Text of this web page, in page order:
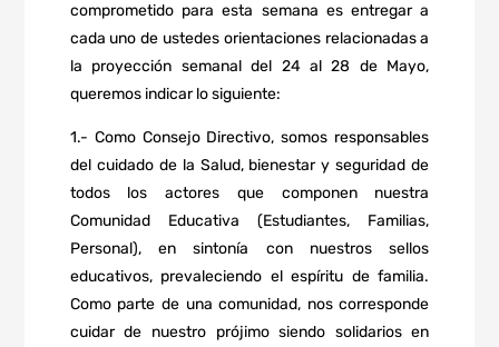
comprometido para esta semana es entregar a
cada uno de ustedes orientaciones relacionadas a
la proyección semanal del 24 al 28 de Mayo,
queremos indicar lo siguiente:
1.- Como Consejo Directivo, somos responsables
del cuidado de la Salud, bienestar y seguridad de
todos los actores que componen nuestra
Comunidad Educativa (Estudiantes, Familias,
Personal), en sintonía con nuestros sellos
educativos, prevaleciendo el espíritu de familia.
Como parte de una comunidad, nos corresponde
cuidar de nuestro prójimo siendo solidarios en